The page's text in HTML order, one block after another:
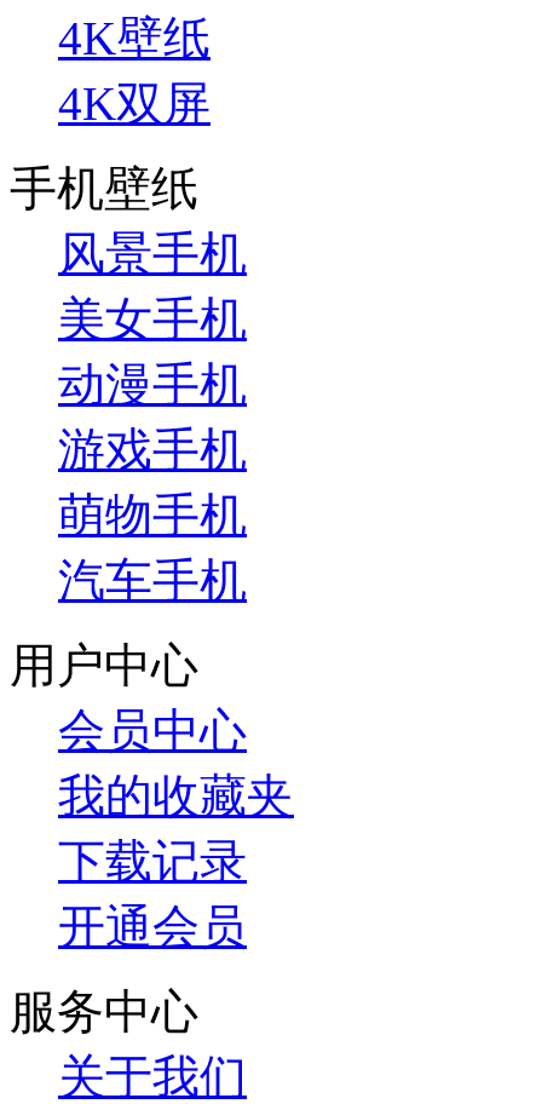
4K壁纸
4K双屏
手机壁纸
风景手机
美女手机
动漫手机
游戏手机
萌物手机
汽车手机
用户中心
会员中心
我的收藏夹
下载记录
开通会员
服务中心
关于我们